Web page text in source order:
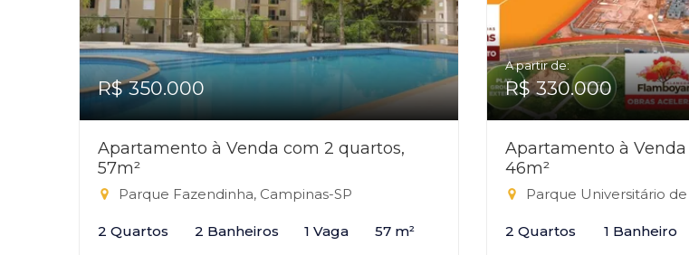
R$ 350.000
Apartamento à Venda com 2 quartos,
57m²
Parque Fazendinha, Campinas-SP
2 Quartos 2 Banheiros 1 Vaga 57 m²
A partir de:
R$ 330.000
Apartamento à
46m²
Parque Universitário de
2 Quartos 1 Banheiro